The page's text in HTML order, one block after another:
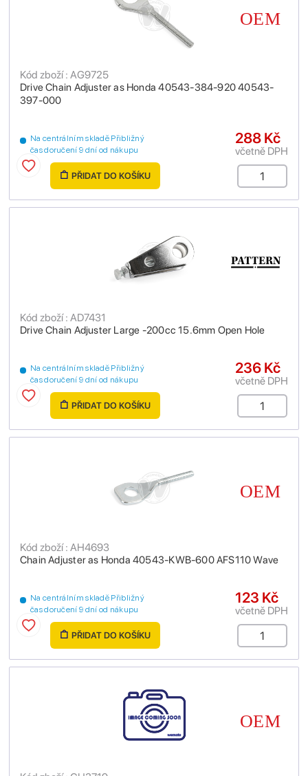
Drive Chain Adjuster as Honda 40543-384-920 40543-
397-000
Kód zboží : AG9725
Na centrálním skladě Přibližný
čas doručení 9 dní od nákupu
288 Kč
včetně DPH
PŘIDAT DO KOŠÍKU
Drive Chain Adjuster Large -200cc 15.6mm Open Hole
Kód zboží : AD7431
Na centrálním skladě Přibližný
čas doručení 9 dní od nákupu
236 Kč
včetně DPH
PŘIDAT DO KOŠÍKU
Chain Adjuster as Honda 40543-KWB-600 AFS110 Wave
Kód zboží : AH4693
Na centrálním skladě Přibližný
čas doručení 9 dní od nákupu
123 Kč
včetně DPH
PŘIDAT DO KOŠÍKU